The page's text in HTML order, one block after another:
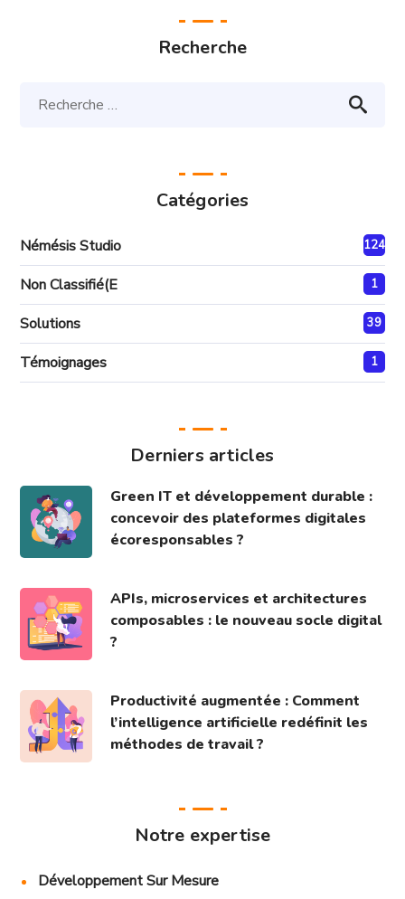
Recherche
Catégories
Némésis Studio 124
Non Classifié(e 1
Solutions 39
Témoignages 1
Derniers articles
Green IT et développement durable :
concevoir des plateformes digitales
écoresponsables ?
APIs, microservices et architectures
composables : le nouveau socle digital
?
Productivité augmentée : Comment
l’intelligence artificielle redéfinit les
méthodes de travail ?
Notre expertise
Développement Sur Mesure